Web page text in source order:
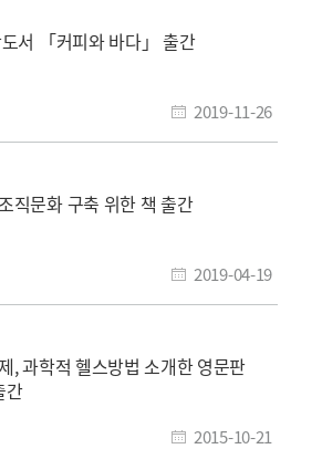
서 「커피와 바다」 출간
2019-11-26
직문화 구축 위한 책 출간
2019-04-19
, 과학적 헬스방법 소개한 영문판
간
2015-10-21